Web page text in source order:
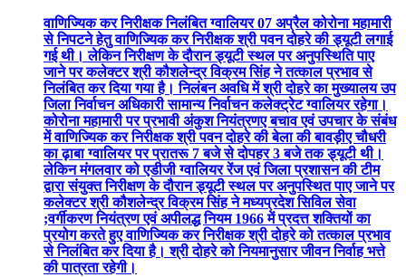
वाणिज्यिक कर निरीक्षक निलंबित ग्वालियर 07 अप्रैल कोरोना महामारी
से निपटने हेतु वाणिज्यिक कर निरीक्षक श्री पवन दोहरे की ड्यूटी लगाई
गई थी। लेकिन निरीक्षण के दौरान ड्यूटी स्थल पर अनुपस्थिति पाए
जाने पर कलेक्टर श्री कौशलेन्द्र विक्रम सिंह ने तत्काल प्रभाव से
निलंबित कर दिया गया है। निलंबन अवधि में श्री दोहरे का मुख्यालय उप
जिला निर्वाचन अधिकारी सामान्य निर्वाचन कलेक्ट्रेट ग्वालियर रहेगा।
कोरोना महामारी पर प्रभावी अंकुश नियंत्रणए बचाव एवं उपचार के संबंध
में वाणिज्यिक कर निरीक्षक श्री पवन दोहरे की बेला की बावड़ीए चौधरी
का ढ़ाबा ग्वालियर पर प्रातरू 7 बजे से दोपहर 3 बजे तक ड्यूटी थी।
लेकिन मंगलवार को एडीजी ग्वालियर रेंज एवं जिला प्रशासन की टीम
द्वारा संयुक्त निरीक्षण के दौरान ड्यूटी स्थल पर अनुपस्थित पाए जाने पर
कलेक्टर श्री कौशलेन्द्र विक्रम सिंह ने मध्यप्रदेश सिविल सेवा
;वर्गीकरण नियंत्रण एवं अपीलद्ध नियम 1966 में प्रदत्त शक्तियों का
प्रयोग करते हुए वाणिज्यिक कर निरीक्षक श्री दोहरे को तत्काल प्रभाव
से निलंबित कर दिया है। श्री दोहरे को नियमानुसार जीवन निर्वाह भत्ते
की पात्रता रहेगी।